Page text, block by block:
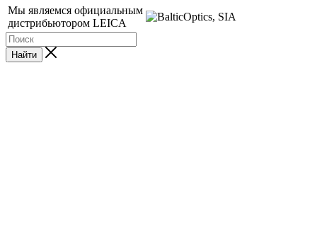
Мы являемся официальным
дистрибьютором LEICA
Найти